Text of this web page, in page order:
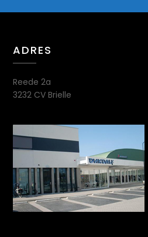
ADRES
Reede 2a
3232 CV Brielle